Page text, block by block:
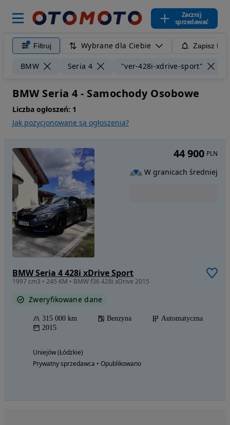
Zacznij
sprzedawać
Filtruj Wybrane dla Ciebie Zapisz
BMW Seria 4 "ver-428i-xdrive-sport"
BMW Seria 4 - Samochody Osobowe
Liczba ogłoszeń: 1
Jak pozycjonowane są ogłoszenia?
BMW Seria 4 428i xDrive Sport
1997 cm3 • 245 KM • BMW f36 428i xDrive 2015
Zweryfikowane dane
315 000 km Benzyna
Automatyczna
2015
Uniejów (Łódzkie)
Prywatny sprzedawca • Opublikowano
44 900 PLN
W granicach średniej